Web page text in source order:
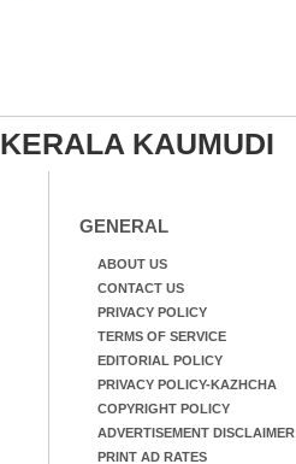
KERALA KAUMUDI
GENERAL
ABOUT US
CONTACT US
PRIVACY POLICY
TERMS OF SERVICE
EDITORIAL POLICY
PRIVACY POLICY-KAZHCHA
COPYRIGHT POLICY
ADVERTISEMENT DISCLAIMER
PRINT AD RATES